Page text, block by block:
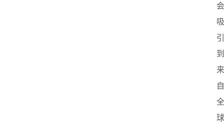
会
吸
引
到
来
自
全
球